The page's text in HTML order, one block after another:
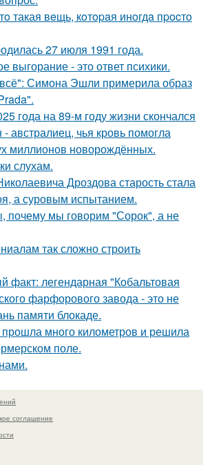
такая вeщь, кoтopaя инoгдa пpocтo
27 июля 1991 года.
выгорание - это ответ психики.
Симона Эшли примерила образ
года на 89-м году жизни скончался
австралиец, чья кровь помогла
миллионов новорождённых.
слухам.
Дроздова старость стала
а суровым испытанием.
почему мы говорим "Сорок", а не
так сложно строить
факт: легендарная "Кобальтовая
фарфорового завода - это не
памяти блокаде.
много километров и решила
поле.
соглашение